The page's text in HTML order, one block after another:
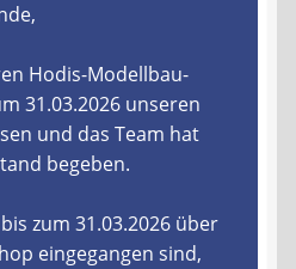
Umwelt
Hodis-Modellbau-
31.03.2026 unseren
und das Team hat
begeben.
zum 31.03.2026 über
eingegangen sind,